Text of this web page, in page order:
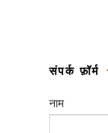
संपर्क फ़ॉर्म
नाम